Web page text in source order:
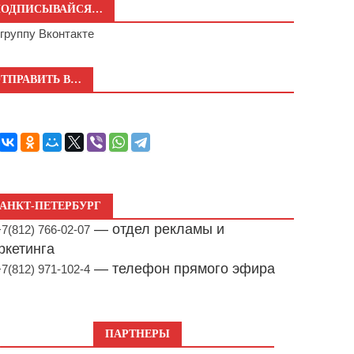
группу Вконтакте
В…
ПЕТЕРБУРГ
766-02-07 — отдел рекламы и
971-102-4 — телефон прямого эфира
ПАРТНЕРЫ